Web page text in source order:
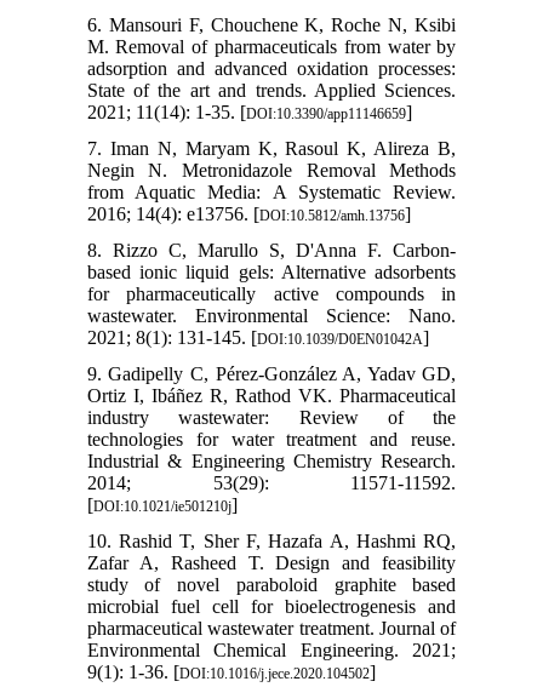
6. Mansouri F, Chouchene K, Roche N, Ksibi
M. Removal of pharmaceuticals from water by
adsorption and advanced oxidation processes:
State of the art and trends. Applied Sciences.
2021; 11(14): 1-35. [DOI:10.3390/app11146659]
7. Iman N, Maryam K, Rasoul K, Alireza B,
Negin N. Metronidazole Removal Methods
from Aquatic Media: A Systematic Review.
2016; 14(4): e13756. [DOI:10.5812/amh.13756]
8. Rizzo C, Marullo S, D'Anna F. Carbon-
based ionic liquid gels: Alternative adsorbents
for pharmaceutically active compounds in
wastewater. Environmental Science: Nano.
2021; 8(1): 131-145. [DOI:10.1039/D0EN01042A]
9. Gadipelly C, Pérez-González A, Yadav GD,
Ortiz I, Ibáñez R, Rathod VK. Pharmaceutical
industry wastewater: Review of the
technologies for water treatment and reuse.
Industrial & Engineering Chemistry Research.
2014; 53(29): 11571-11592.
[DOI:10.1021/ie501210j]
10. Rashid T, Sher F, Hazafa A, Hashmi RQ,
Zafar A, Rasheed T. Design and feasibility
study of novel paraboloid graphite based
microbial fuel cell for bioelectrogenesis and
pharmaceutical wastewater treatment. Journal of
Environmental Chemical Engineering. 2021;
9(1): 1-36. [DOI:10.1016/j.jece.2020.104502]